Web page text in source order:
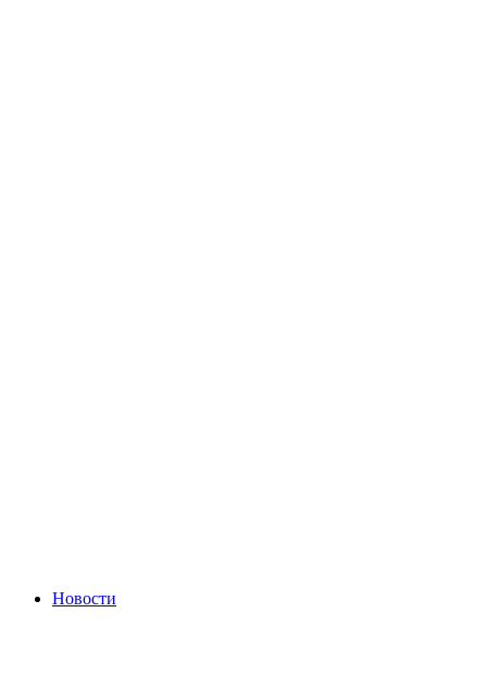
Новости